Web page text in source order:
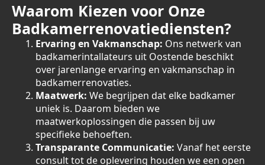
Waarom Kiezen voor Onze
Badkamerrenovatiediensten?
Ervaring en Vakmanschap: Ons netwerk van
badkamerintallateurs uit Oostende beschikt
over jarenlange ervaring en vakmanschap in
badkamerrenovaties.
Maatwerk: We begrijpen dat elke badkamer
uniek is. Daarom bieden we
maatwerkoplossingen die passen bij uw
specifieke behoeften.
Transparante Communicatie: Vanaf het eerste
consult tot de oplevering houden we een open